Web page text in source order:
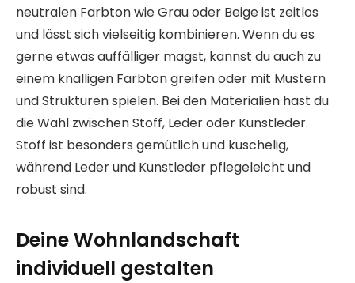
neutralen Farbton wie Grau oder Beige ist zeitlos
und lässt sich vielseitig kombinieren. Wenn du es
gerne etwas auffälliger magst, kannst du auch zu
einem knalligen Farbton greifen oder mit Mustern
und Strukturen spielen. Bei den Materialien hast du
die Wahl zwischen Stoff, Leder oder Kunstleder.
Stoff ist besonders gemütlich und kuschelig,
während Leder und Kunstleder pflegeleicht und
robust sind.
Deine Wohnlandschaft
individuell gestalten